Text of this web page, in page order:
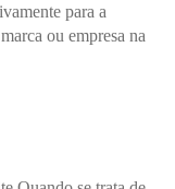
para a
ou empresa na